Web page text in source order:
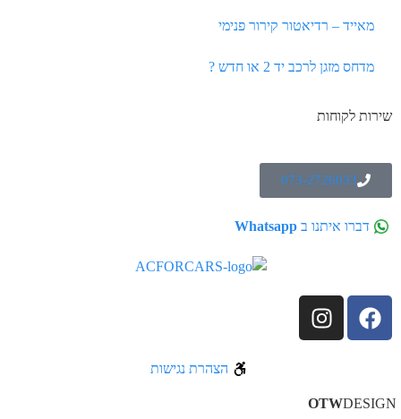
מאייד – רדיאטור קירור פנימי
מדחס מזגן לרכב יד 2 או חדש ?
שירות לקוחות
073-2726033
דברו איתנו בWhatsapp
הצהרת נגישות
OTW